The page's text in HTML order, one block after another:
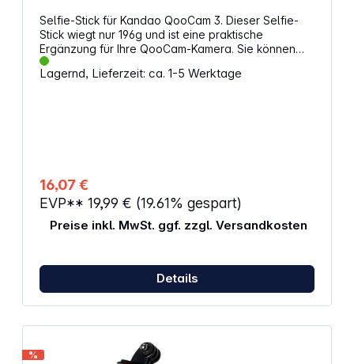
Selfie-Stick für Kandao QooCam 3. Dieser Selfie-
Stick wiegt nur 196g und ist eine praktische
Ergänzung für Ihre QooCam-Kamera. Sie können
die Länge zwischen 29 cm und 120 cm schnell
anpassen und ihn mit einem 1/4-Zoll-Anschluss an
Länge: 29 - 120 cm 1/4" Montage
Lagernd, Lieferzeit: ca. 1-5 Werktage
16,07 €
EVP** 19,99 € (19.61% gespart)
Preise inkl. MwSt. ggf. zzgl. Versandkosten
Details
%